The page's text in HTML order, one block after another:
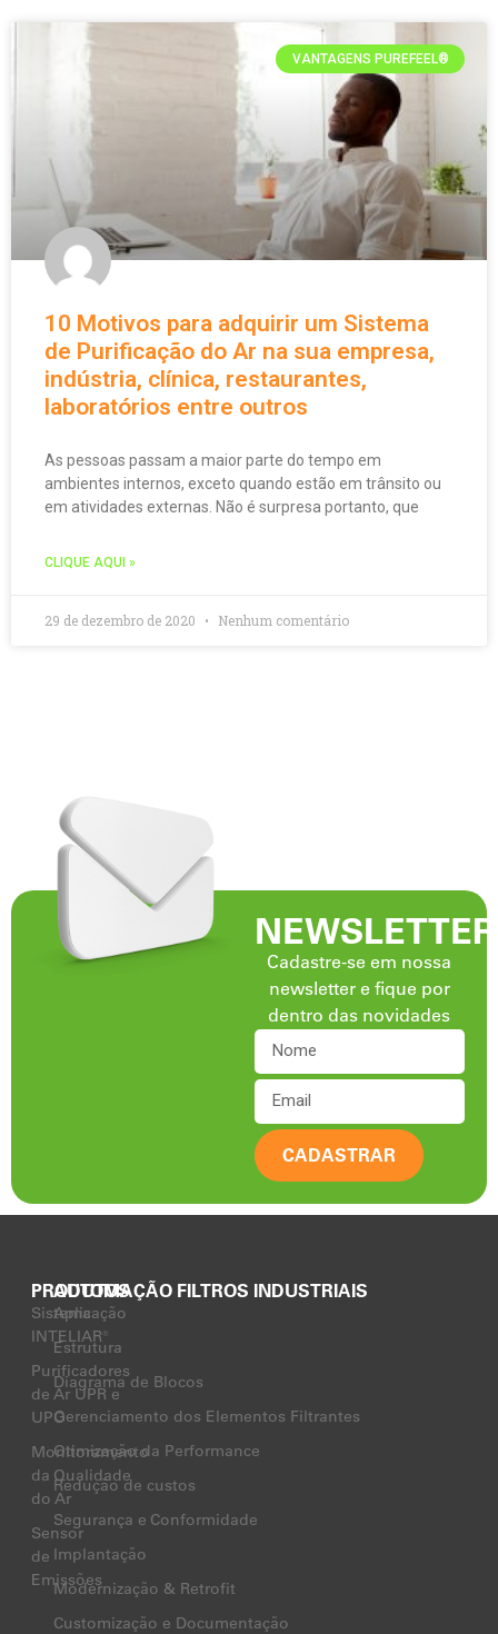
VANTAGENS PUREFEEL®
10 Motivos para adquirir um Sistema
de Purificação do Ar na sua empresa,
indústria, clínica, restaurantes,
laboratórios entre outros
As pessoas passam a maior parte do tempo em
ambientes internos, exceto quando estão em trânsito ou
em atividades externas. Não é surpresa portanto, que
CLIQUE AQUI »
29 de dezembro de 2020 Nenhum comentário
NEWSLETTER
Cadastre-se em nossa
newsletter e fique por
dentro das novidades
CADASTRAR
PRODUTOS
Sistema
INTELIAR®
Purificadores
de Ar UPR e
UPO
Monitoramento
da Qualidade
do Ar
Sensor
de
Emissões
AUTOMAÇÃO FILTROS INDUSTRIAIS
Aplicação
Estrutura
Diagrama de Blocos
Gerenciamento dos Elementos Filtrantes
Otimização da Performance
Redução de custos
Segurança e Conformidade
Implantação
Modernização & Retrofit
Customização e Documentação